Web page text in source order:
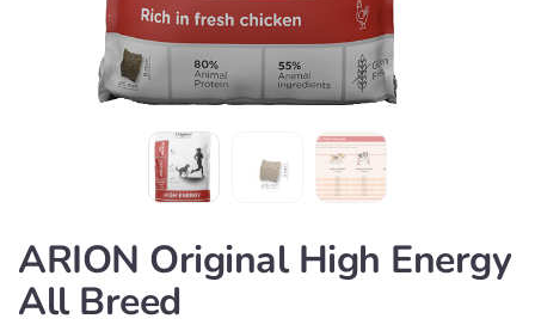
ARION Original High Energy
All Breed